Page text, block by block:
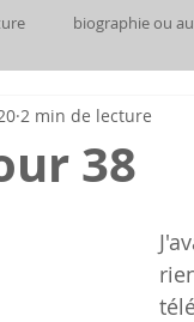
biographie ou
38
2 min de lecture